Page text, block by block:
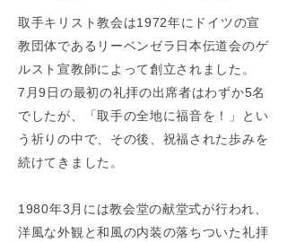
取手キリスト教会は1972年にドイツの宣
教団体であるリーベンゼラ日本伝道会のゲ
ルスト宣教師によって創立されました。
7月9日の最初の礼拝の出席者はわずか5名
でしたが、「取手の全地に福音を！」とい
う祈りの中で、その後、祝福された歩みを
続けてきました。
1980年3月には教会堂の献堂式が行われ、
洋風な外観と和風の内装の落ちついた礼拝